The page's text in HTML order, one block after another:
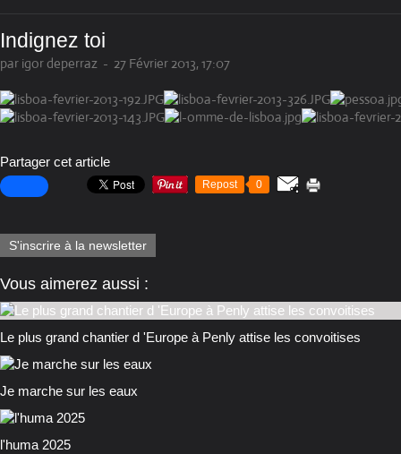
Indignez toi
par igor deperraz - 27 Février 2013, 17:07
Partager cet article
Repost 0
S'inscrire à la newsletter
Vous aimerez aussi :
Le plus grand chantier d 'Europe à Penly attise les convoitises
Je marche sur les eaux
l'huma 2025